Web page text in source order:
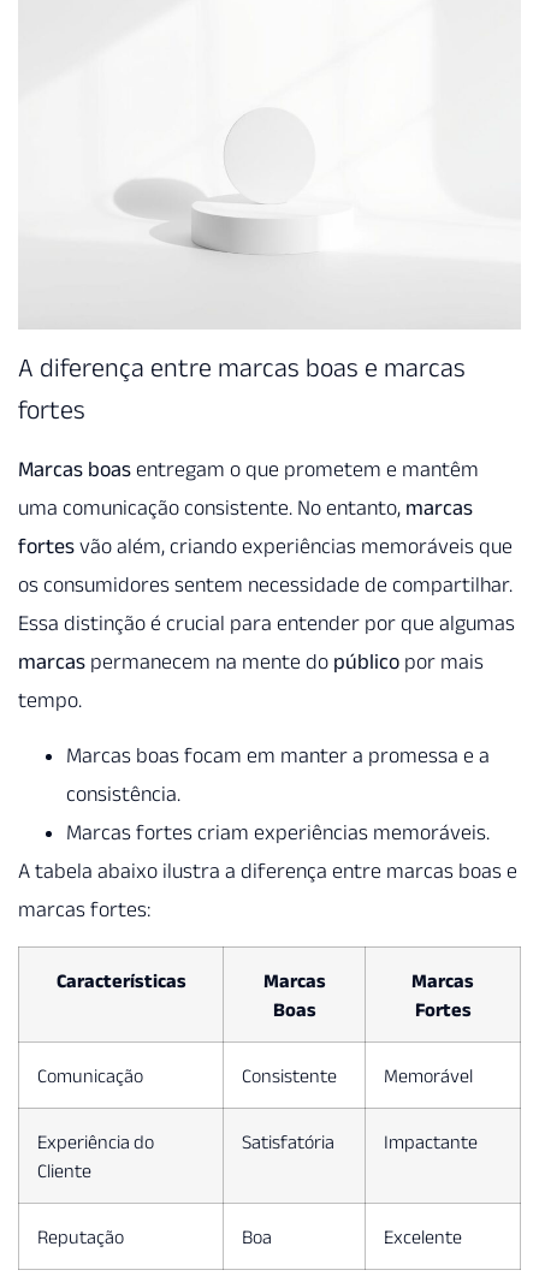
A diferença entre marcas boas e marcas
fortes
Marcas boas entregam o que prometem e mantêm
uma comunicação consistente. No entanto, marcas
fortes vão além, criando experiências memoráveis que
os consumidores sentem necessidade de compartilhar.
Essa distinção é crucial para entender por que algumas
marcas permanecem na mente do público por mais
tempo.
Marcas boas focam em manter a promessa e a
consistência.
Marcas fortes criam experiências memoráveis.
A tabela abaixo ilustra a diferença entre marcas boas e
marcas fortes:
Características
Marcas
Boas
Marcas
Fortes
Comunicação Consistente Memorável
Experiência do
Cliente
Satisfatória Impactante
Reputação Boa Excelente